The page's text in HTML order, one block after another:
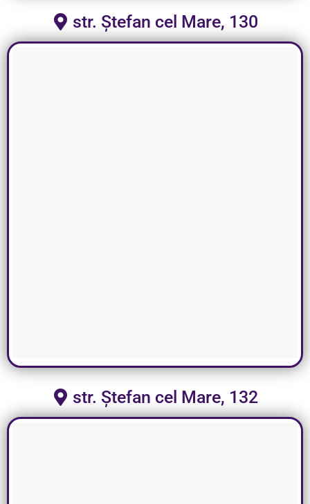
str. Ștefan cel Mare, 130
str. Ștefan cel Mare, 132